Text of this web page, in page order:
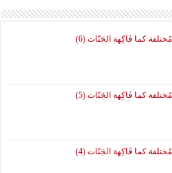
كما فَاكِهة الجَنّات (6)
كما فَاكِهة الجَنّات (5)
كما فَاكِهة الجَنّات (4)